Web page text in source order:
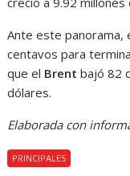
Ante este panorama,
centavos para
que el Brent bajó 82
dólares.
Elaborada con
PRINCIPALES